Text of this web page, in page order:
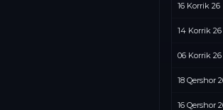
16 Korrik 26
14 Korrik 26
06 Korrik 26
18 Qershor
16 Qershor